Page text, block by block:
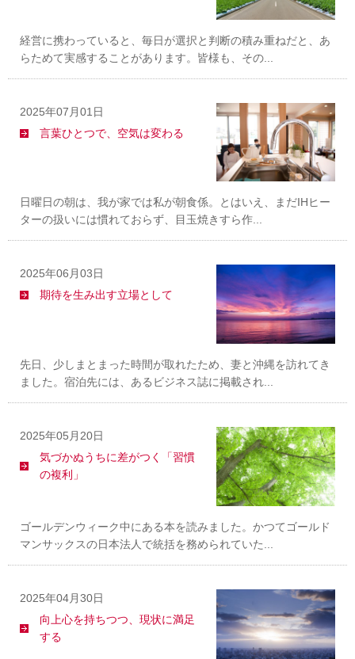
経営に携わっていると、毎日が選択と判断の積み重ねだと、あ
らためて実感することがあります。皆様も、その...
2025年07月01日
言葉ひとつで、空気は変わる
日曜日の朝は、我が家では私が朝食係。とはいえ、まだIHヒー
ターの扱いには慣れておらず、目玉焼きすら作...
2025年06月03日
期待を生み出す立場として
先日、少しまとまった時間が取れたため、妻と沖縄を訪れてき
ました。宿泊先には、あるビジネス誌に掲載され...
2025年05月20日
気づかぬうちに差がつく「習慣
の複利」
ゴールデンウィーク中にある本を読みました。かつてゴールド
マンサックスの日本法人で統括を務められていた...
2025年04月30日
向上心を持ちつつ、現状に満足
する